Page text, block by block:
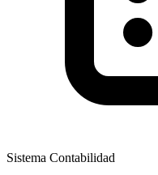
Sistema Contabilidad